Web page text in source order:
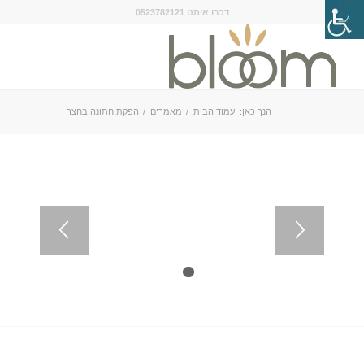
דברו איתנו 0523782121
הנך כאן: עמוד הבית / מאמרים / הפקת חתונה בחצר